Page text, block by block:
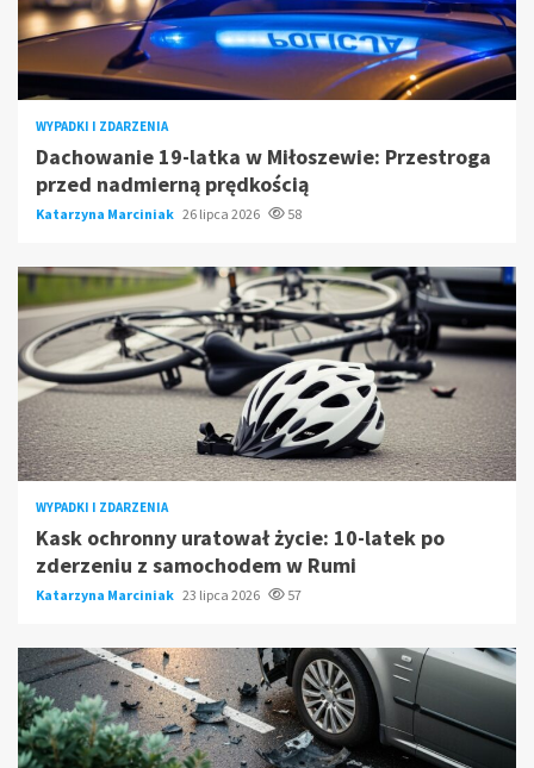
WYPADKI I ZDARZENIA
Dachowanie 19-latka w Miłoszewie: Przestroga
przed nadmierną prędkością
Katarzyna Marciniak 26 lipca 2026 58
WYPADKI I ZDARZENIA
Kask ochronny uratował życie: 10-latek po
zderzeniu z samochodem w Rumi
Katarzyna Marciniak 23 lipca 2026 57